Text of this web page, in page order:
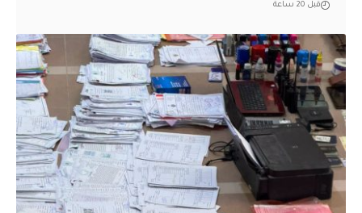
قبل 20 ساعة